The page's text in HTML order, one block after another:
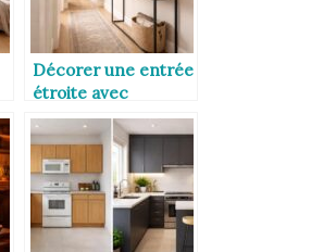
Décorer une entrée
étroite avec
élégance